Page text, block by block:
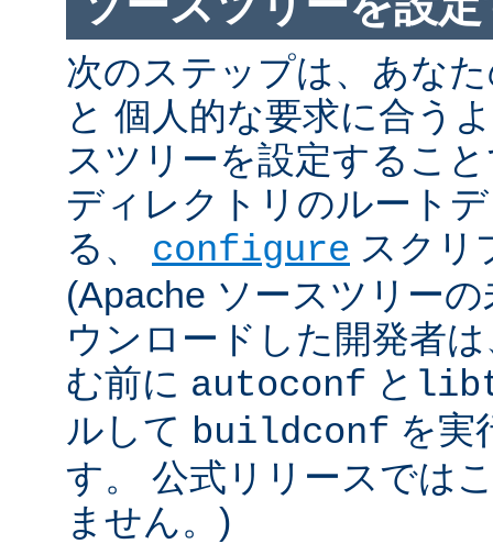
次のステップは、あな
と 個人的な要求に合う
スツリーを設定するこ
ディレクトリのルート
る、 configure スクリ
(Apache ソースツリー
ウンロードした開発者
む前に autoconf と
ルして buildconf を実
す。 公式リリースでは
ません。)